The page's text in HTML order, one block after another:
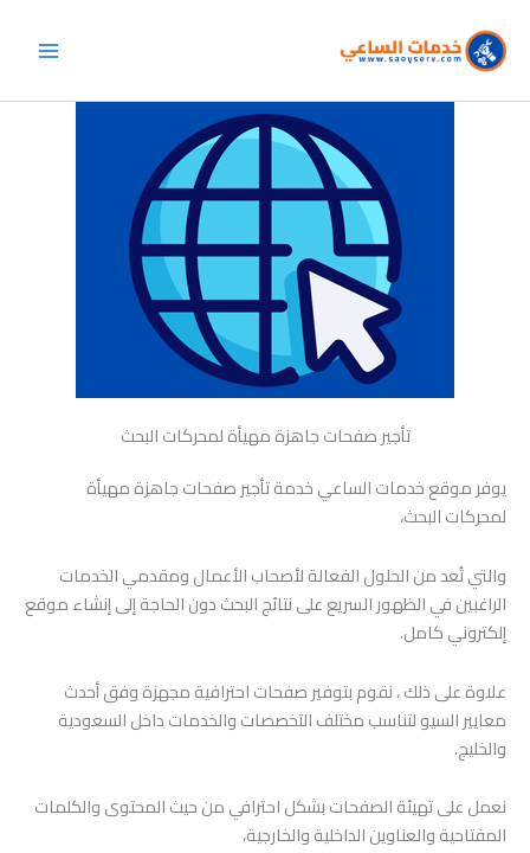
المحتوى
تأجير صفحات جاهزة مهيأة لمحركات البحث
يوفر موقع خدمات الساعي خدمة تأجير صفحات جاهزة مهيأة
لمحركات البحث،
والتي تُعد من الحلول الفعالة لأصحاب الأعمال ومقدمي الخدمات
الراغبين في الظهور السريع على نتائج البحث دون الحاجة إلى إنشاء موقع
إلكتروني كامل.
علاوة على ذلك ، نقوم بتوفير صفحات احترافية مجهزة وفق أحدث
معايير السيو لتناسب مختلف التخصصات والخدمات داخل السعودية
والخليج.
نعمل على تهيئة الصفحات بشكل احترافي من حيث المحتوى والكلمات
المفتاحية والعناوين الداخلية والخارجية،